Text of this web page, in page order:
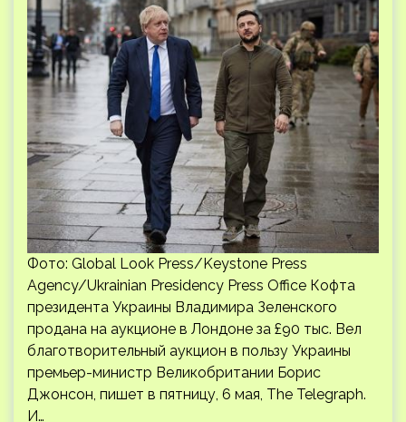
Фото: Global Look Press/Keystone Press
Agency/Ukrainian Presidency Press Office Кофта
президента Украины Владимира Зеленского
продана на аукционе в Лондоне за £90 тыс. Вел
благотворительный аукцион в пользу Украины
премьер-министр Великобритании Борис
Джонсон, пишет в пятницу, 6 мая, The Telegraph.
И…